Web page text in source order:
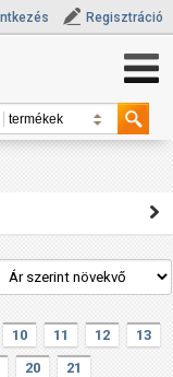
Regisztráció
10 11 12
13
20 21